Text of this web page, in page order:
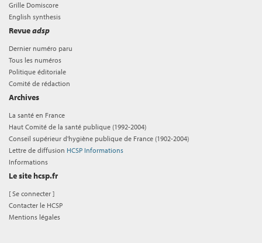
Grille Domiscore
English synthesis
Revueadsp
Dernier numéro paru
Tous les numéros
Politique éditoriale
Comité de rédaction
Archives
La santé en France
Haut Comité de la santé publique (1992-2004)
Conseil supérieur d'hygiène publique de France (1902-2004)
Lettre de diffusion HCSP Informations
Informations
Le site hcsp.fr
[Se connecter ]
Contacter le HCSP
Mentions légales